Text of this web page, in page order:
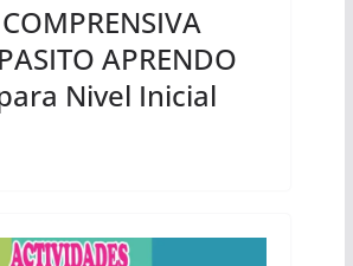
APRENDO
Nivel Inicial